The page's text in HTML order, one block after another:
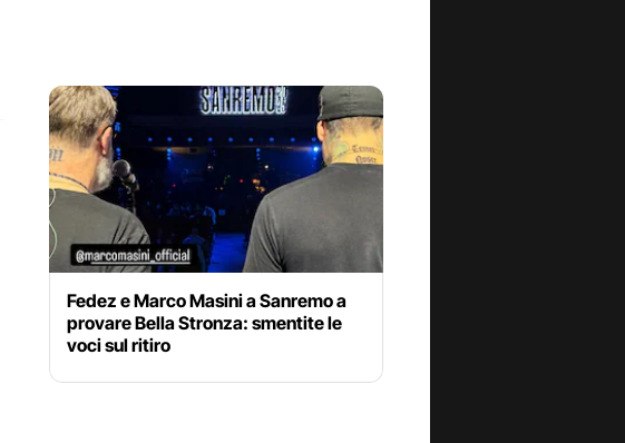
Fedez e Marco Masini a Sanremo a
provare Bella Stronza: smentite le
voci sul ritiro